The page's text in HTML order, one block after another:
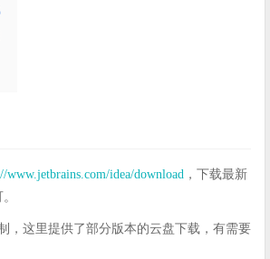
www.jetbrains.com/idea/download ，下载最新
，这里提供了部分版本的云盘下载，有需要